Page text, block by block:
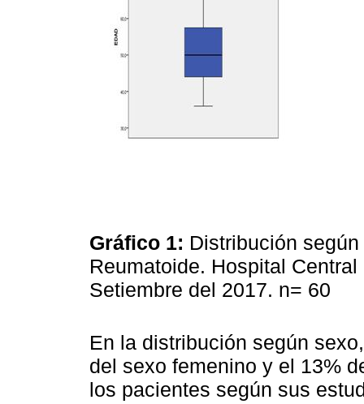
Gráfico 1: Distribución
Reumatoide. Hospital
Setiembre del 2017. n= 60
En la distribución según
del sexo femenino y el 13%
los pacientes según sus